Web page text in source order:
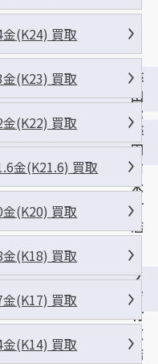
海
田
窪
町
店
海
田
南
本
町
店
フ
ジ
竹
原
店
金(K24) 買取
金(K23) 買取
金(K22) 買取
金(K21.6) 買取
金(K20) 買取
金(K18) 買取
金(K17) 買取
金(K14) 買取